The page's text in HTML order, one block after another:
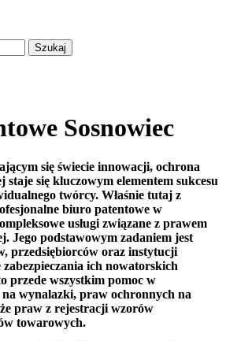
Sosnowiec
się świecie innowacji, ochrona
staje się kluczowym elementem sukcesu
twórcy. Właśnie tutaj z
biuro patentowe w
usługi związane z prawem
Jego podstawowym zadaniem jest
przedsiębiorców oraz instytucji
ich nowatorskich
przede wszystkim pomoc w
wynalazki, praw ochronnych na
praw z rejestracji wzorów
towarowych.